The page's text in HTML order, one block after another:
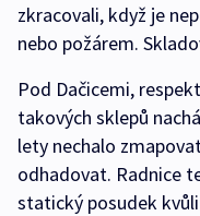
zkracovali, když je
nebo požárem.
Pod Dačicemi,
takových sklepů
lety nechalo
odhadovat. Radnice
statický posudek